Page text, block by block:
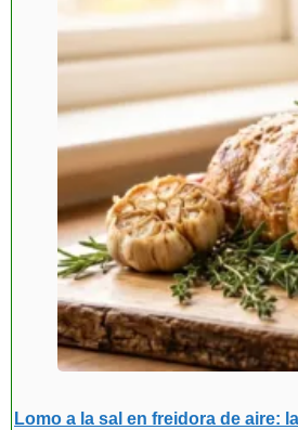
Lomo a la sal en freidora de aire: